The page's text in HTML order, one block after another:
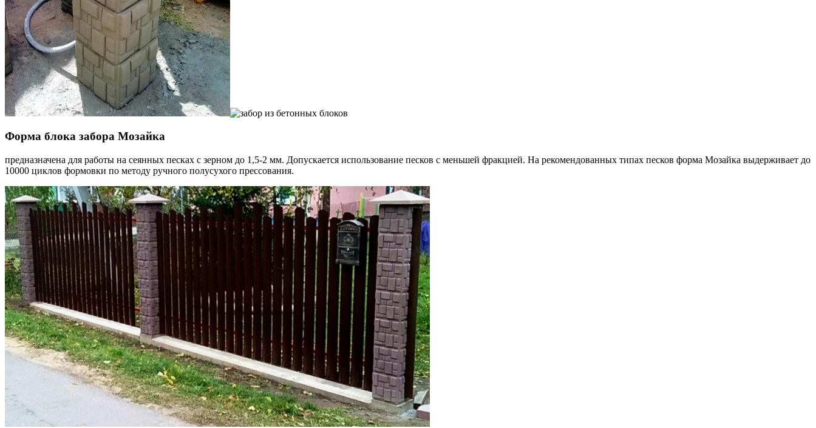
Форма блока забора Мозайка
предназначена для работы на сеянных песках с зерном до 1,5-2 мм. Допускается использование песков с меньшей фракцией. На рекомендованных типах песков форма Мозайка выдерживает до
10000 циклов формовки по методу ручного полусухого прессования.